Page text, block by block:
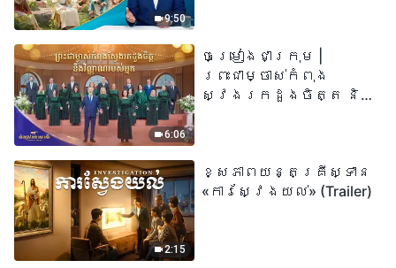
9:50
មានជីវិតអស់កល្ប
ជានិច្ច» មានន័យដូច
ម្តេចពិតប្រាកដ?
6:06
ចម្រៀងជាក្រុម |
ព្រះជាម្ចាស់កំពុង
ស្វែងរកដួងចិត្ត និង
2:15
ខ្សែភាពយន្តគ្រីស្ទាន
«ការស្វែងយល់» (Trailer)